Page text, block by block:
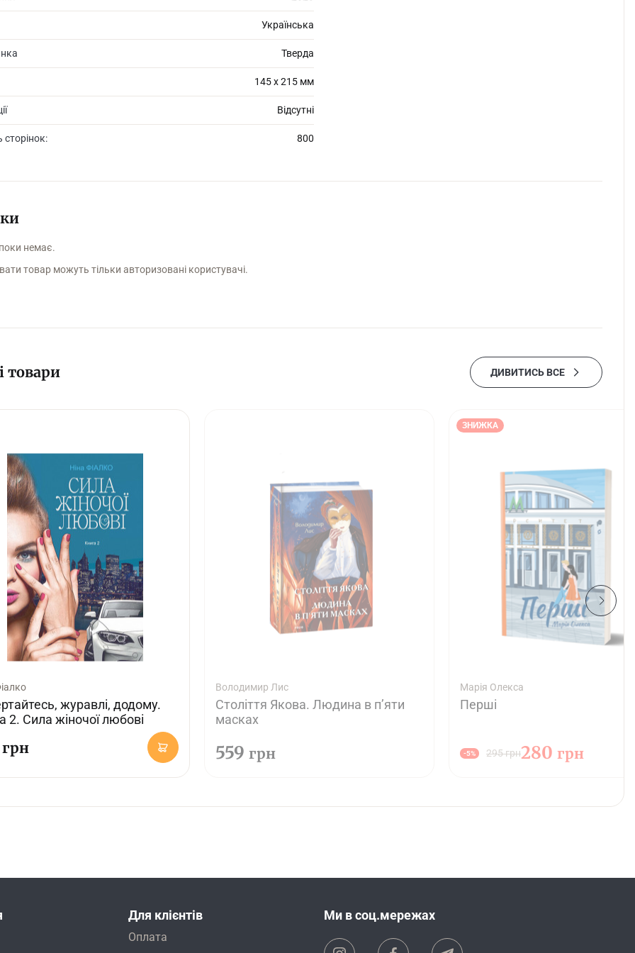
Українська
Тверда
145 х 215 мм
Відсутні
сторінок: 800
поки немає.
товар можуть тільки авторизовані користувачі.
товари ДИВИТИСЬ ВСЕ
журавлі, додому.
2. Сила жіночої любові
грн
Володимир Лис
Століття Якова. Людина в п’яти
масках
559 грн
ЗНИЖКА
Марія Олекса
Перші
295 грн
-5% 280 грн
Для клієнтів
Оплата
Ми в соц.мережах